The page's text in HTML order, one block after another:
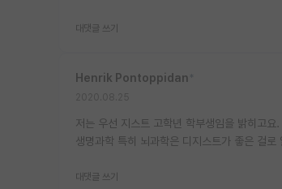
대댓글 쓰기
Henrik Pontoppidan
저는 우선 지스트 고학년 학부생임을 밝히고
생명과학 특히 뇌과학은 디지스트가 좋은 걸로
대댓글 쓰기